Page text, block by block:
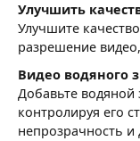
Улучшить
Улучшите
разрешение
Видео водяного
Добавьте водяной
контролируя его
непрозрачность и